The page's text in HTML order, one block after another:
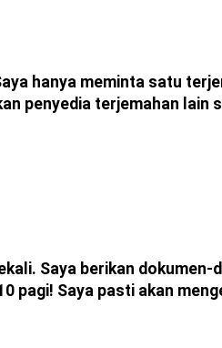
hanya meminta satu
penyedia terjemahan lain
Saya berikan
pagi! Saya pasti akan